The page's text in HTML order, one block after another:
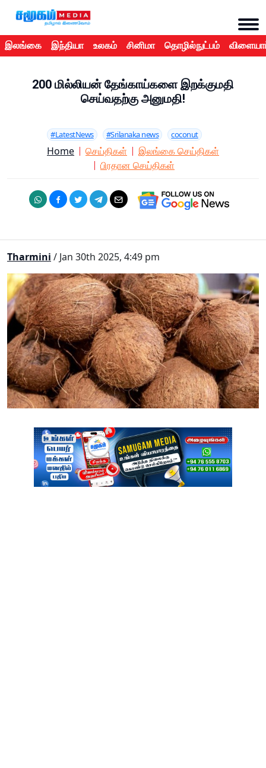
இலங்கை இந்தியா உலகம் சினிமா தொழில்நுட்பம்
200 மில்லியன் தேங்காய்களை இறக்குமதி
செய்வதற்கு அனுமதி!
#LatestNews #Srilanaka news coconut
Home செய்திகள்
இலங்கை செய்திகள்
பிரதான செய்திகள்
Tharmini / Jan 30th 2025, 4:49 pm